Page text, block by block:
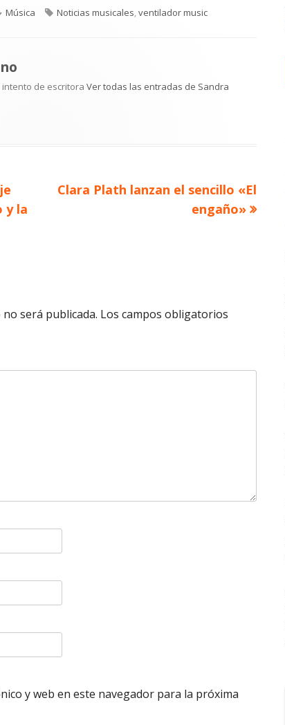
Categorías
Música Etiquetas
Noticias musicales,ventilador music
intento de escritora Ver todas las entradas de Sandra
y la
Artículo
Clara Plath lanzan el sencillo «El
engaño»
será publicada. Los campos obligatorios
y web en este navegador para la próxima